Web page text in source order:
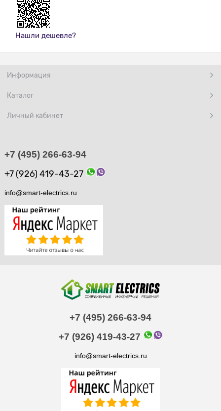
Нашли дешевле?
Информация
Каталог
Личный кабинет
+7 (495) 266-63-94
+7 (926) 419-43-27
info@smart-electrics.ru
+7 (495) 266-63-94
+7 (926) 419-43-27
info@smart-electrics.ru